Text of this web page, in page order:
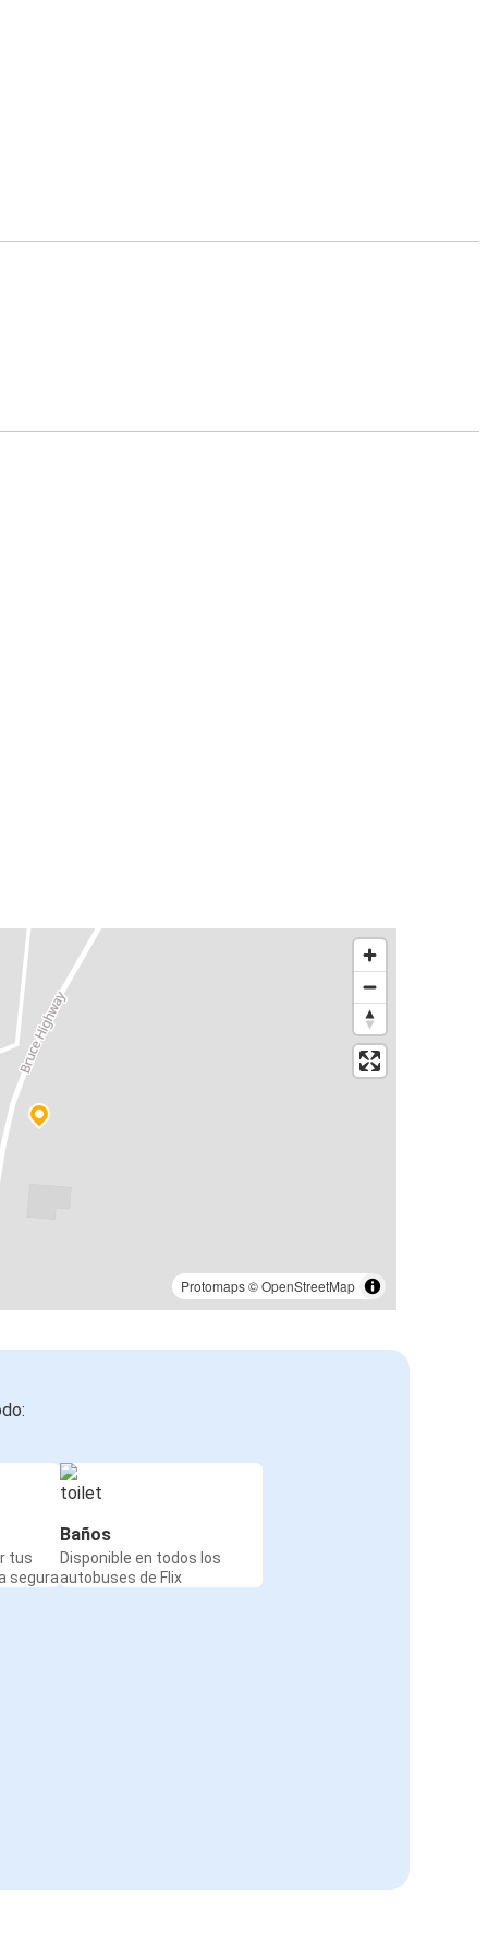
Protomaps©OpenStreetMap
tus
segura
Baños
Disponible en todos los
autobuses de Flix